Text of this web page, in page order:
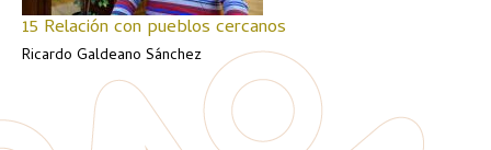
15 Relación con pueblos cercanos
Ricardo Galdeano Sánchez